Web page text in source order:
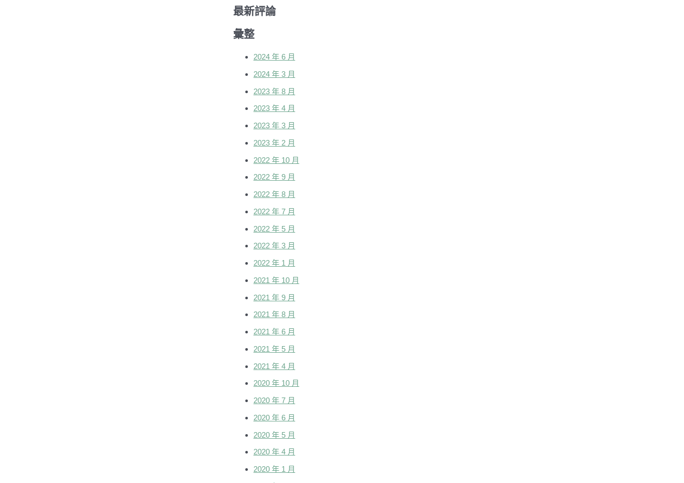
最新評論
彙整
2024 年 6 月
2024 年 3 月
2023 年 8 月
2023 年 4 月
2023 年 3 月
2023 年 2 月
2022 年 10 月
2022 年 9 月
2022 年 8 月
2022 年 7 月
2022 年 5 月
2022 年 3 月
2022 年 1 月
2021 年 10 月
2021 年 9 月
2021 年 8 月
2021 年 6 月
2021 年 5 月
2021 年 4 月
2020 年 10 月
2020 年 7 月
2020 年 6 月
2020 年 5 月
2020 年 4 月
2020 年 1 月